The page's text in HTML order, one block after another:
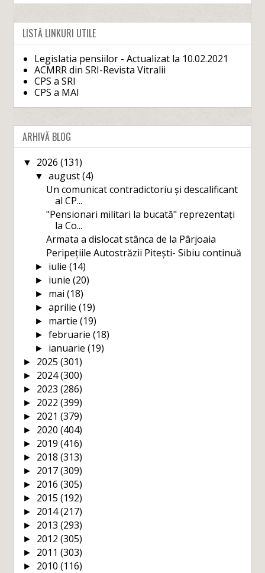
LISTĂ LINKURI UTILE
Legislatia pensiilor - Actualizat la 10.02.2021
ACMRR din SRI-Revista Vitralii
CPS a SRI
CPS a MAI
ARHIVĂ BLOG
▼ 2026(131)
▼ august(4)
Un comunicat contradictoriu și descalificant
al CP...
"Pensionari militari la bucată" reprezentați
la Co...
Armata a dislocat stânca de la Pârjoaia
Peripețiile Autostrăzii Pitești- Sibiu continuă
► iulie (14)
► iunie (20)
► mai (18)
► aprilie (19)
► martie (19)
► februarie (18)
► ianuarie (19)
► 2025(301)
► 2024(300)
► 2023(286)
► 2022(399)
► 2021(379)
► 2020(404)
► 2019(416)
► 2018(313)
► 2017(309)
► 2016(305)
► 2015(192)
► 2014(217)
► 2013(293)
► 2012(305)
► 2011(303)
► 2010(116)